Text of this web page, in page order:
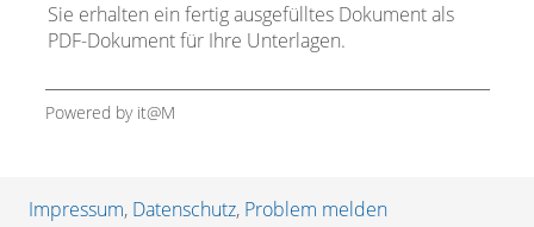
Sie erhalten ein fertig ausgefülltes Dokument als
PDF-Dokument für Ihre Unterlagen.
Powered by it@M
Impressum, Datenschutz, Problem melden